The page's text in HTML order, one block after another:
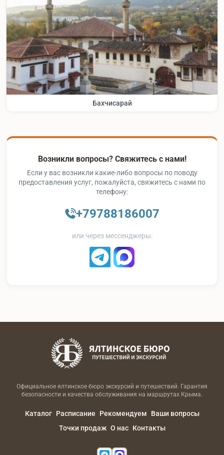
Бахчисарай
Возникли вопросы? Свяжитесь с нами!
Если у вас возникли какие-либо вопросы по поводу
предоставления услуг, пожалуйста, свяжитесь с нами по
телефону:
+79788186007
или через мессенджеры:
Официальное ялтинское бюро экскурсий и путешествий. Гарантия
безопасности и качества обслуживания на маршрутах Крыма.
Каталог Расписание Рекомендуем
Ваши вопросы
Точки продаж О нас Контакты